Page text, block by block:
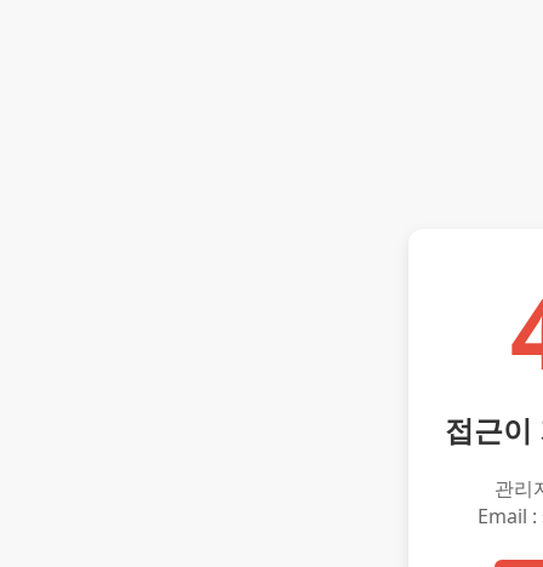
접근이
관리
Email